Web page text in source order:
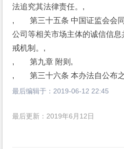
法追究其法律责任。,
,　　第三十五条 中国证监会会
公司等相关市场主体的诚信信
戒机制。,
,　　第九章 附则,
,　　第三十六条 本办法自公布
最后编辑于： 2019-06-12 22:45
最后更新：2019年6月12日